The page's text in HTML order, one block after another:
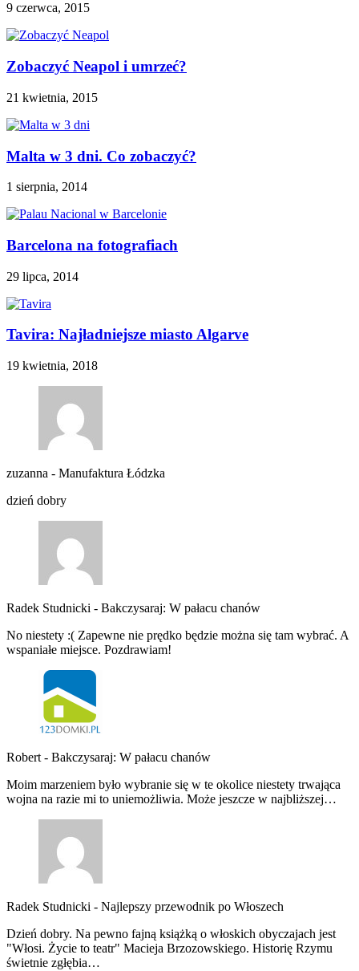
9 czerwca, 2015
Zobaczyć Neapol i umrzeć?
21 kwietnia, 2015
Malta w 3 dni. Co zobaczyć?
1 sierpnia, 2014
Barcelona na fotografiach
29 lipca, 2014
Tavira: Najładniejsze miasto Algarve
19 kwietnia, 2018
zuzanna - Manufaktura Łódzka
dzień dobry
Radek Studnicki - Bakczysaraj: W pałacu chanów
No niestety :( Zapewne nie prędko będzie można się tam wybrać. A
wspaniałe miejsce. Pozdrawiam!
Robert - Bakczysaraj: W pałacu chanów
Moim marzeniem było wybranie się w te okolice niestety trwająca
wojna na razie mi to uniemożliwia. Może jeszcze w najbliższej…
Radek Studnicki - Najlepszy przewodnik po Włoszech
Dzień dobry. Na pewno fajną książką o włoskich obyczajach jest
"Włosi. Życie to teatr" Macieja Brzozowskiego. Historię Rzymu
świetnie zgłębia…